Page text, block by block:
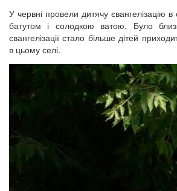
У червні провели дитячу євангелізацію
батутом і солодкою ватою. Було
євангелізації стало більше дітей
в цьому селі.